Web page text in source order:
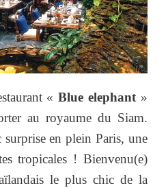
«Blue elephant»
au royaume du Siam.
en plein Paris, une
tropicales ! Bienvenu(e)
le plus chic de la